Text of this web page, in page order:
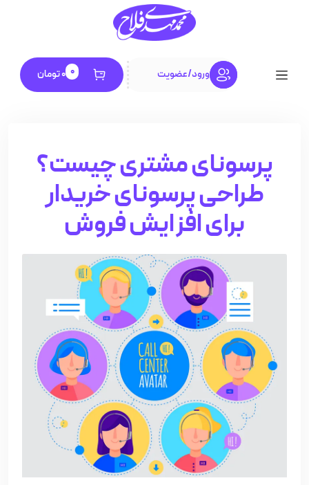
ورود/عضویت 0
0تومان
پرسونای مشتری چیست؟
طراحی پرسونای خریدار
برای افزایش فروش